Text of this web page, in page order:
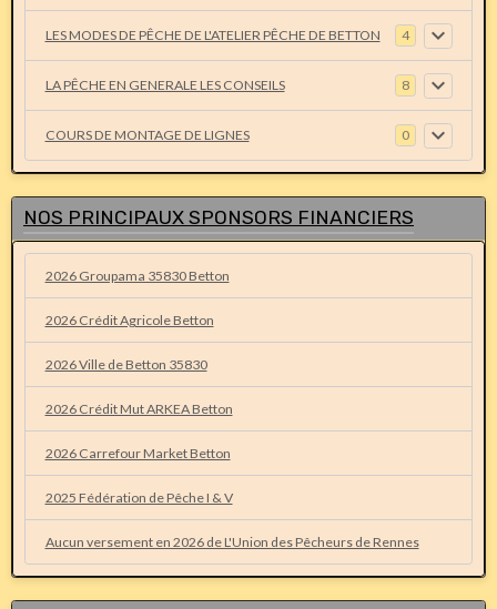
LES MODES DE PÊCHE DE L'ATELIER PÊCHE DE BETTON 4
LA PÊCHE EN GENERALE LES CONSEILS 8
COURS DE MONTAGE DE LIGNES 0
NOS PRINCIPAUX SPONSORS FINANCIERS
2026 Groupama 35830 Betton
2026 Crédit Agricole Betton
2026 Ville de Betton 35830
2026 Crédit Mut ARKEA Betton
2026 Carrefour Market Betton
2025 Fédération de Pêche I & V
Aucun versement en 2026 de L'Union des Pêcheurs de Rennes